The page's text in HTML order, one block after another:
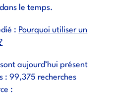
le temps.
: Pourquoi utiliser un
aujourd’hui présent
: 99,375 recherches
: